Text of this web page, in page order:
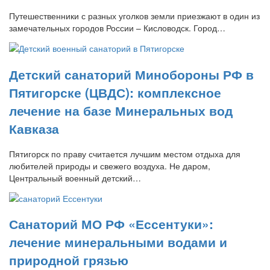
Путешественники с разных уголков земли приезжают в один из
замечательных городов России – Кисловодск. Город…
Детский санаторий Минобороны РФ в
Пятигорске (ЦВДС): комплексное
лечение на базе Минеральных вод
Кавказа
Пятигорск по праву считается лучшим местом отдыха для
любителей природы и свежего воздуха. Не даром,
Центральный военный детский…
Санаторий МО РФ «Ессентуки»:
лечение минеральными водами и
природной грязью